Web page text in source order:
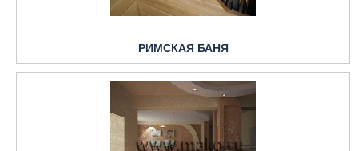
РИМСКАЯ БАНЯ